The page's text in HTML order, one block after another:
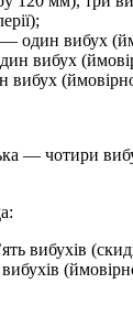
— один вибух
вибух
вибух
— чотири
вибухів